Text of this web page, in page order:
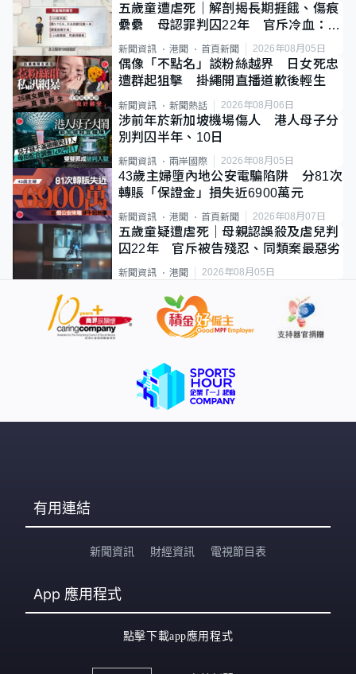
五歲童遭虐死｜解剖揭長期捱餓、傷痕
纍纍 母認罪判囚22年 官斥冷血：同
類案最惡劣
新聞資訊 港聞 首頁新聞 2026年08月05日
偶像「不點名」談粉絲越界 日女死忠
遭群起狙擊 掛繩開直播道歉後輕生
新聞資訊 新聞熱話 2026年08月06日
涉前年於新加坡機場傷人 港人母子分
別判囚半年、10日
新聞資訊 兩岸國際 2026年08月05日
43歲主婦墮內地公安電騙陷阱 分81次
轉賬「保證金」損失近6900萬元
新聞資訊 港聞 首頁新聞 2026年08月07日
五歲童疑遭虐死｜母親認誤殺及虐兒判
囚22年 官斥被告殘忍、同類案最惡劣
新聞資訊 港聞 2026年08月05日
有用連結
新聞資訊 財經資訊 電視節目表
App 應用程式
點擊下載app應用程式